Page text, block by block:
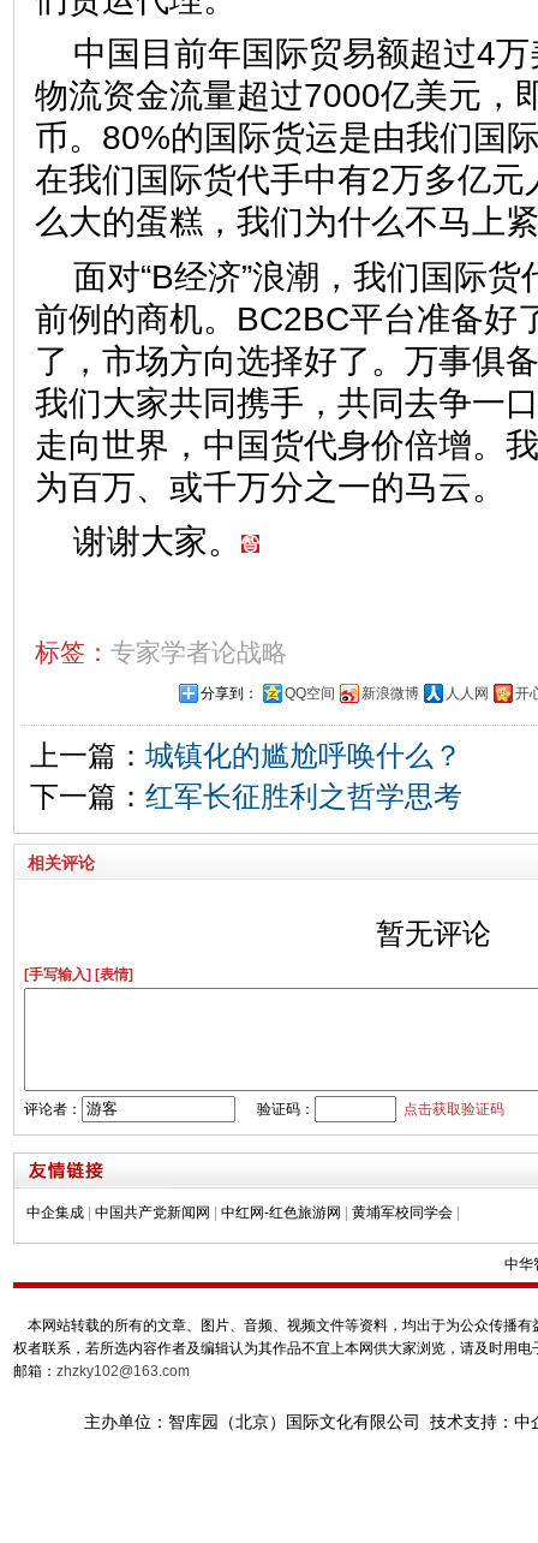
中国目前年国际贸易额超过4
物流资金流量超过7000亿美元，
币。80%的国际货运是由我们国
在我们国际货代手中有2万多亿
么大的蛋糕，我们为什么不马上
面对“B经济”浪潮，我们国际
前例的商机。BC2BC平台准备好
了，市场方向选择好了。万事俱
我们大家共同携手，共同去争一
走向世界，中国货代身价倍增。
为百万、或千万分之一的马云。
谢谢大家。
标签： 专家学者论战略
分享到： QQ空间 新浪微博 人人网 开
上一篇： 城镇化的尴尬呼唤什么？
下一篇： 红军长征胜利之哲学思考
相关评论
暂无评论
[手写输入] [表情]
评论者： 验证码： 点击获取验证码
中企集成 | 中国共产党新闻网 | 中红网-红色旅游网 | 黄埔军校同学会 |
中华
本网站转载的所有的文章、图片、音频、视频文件等资料，均出于为公众传播
权者联系，若所选内容作者及编辑认为其作品不宜上本网供大家浏览，请及时用
邮箱： zhzky102@163.com
主办单位：智库园（北京）国际文化有限公司 技术支持：